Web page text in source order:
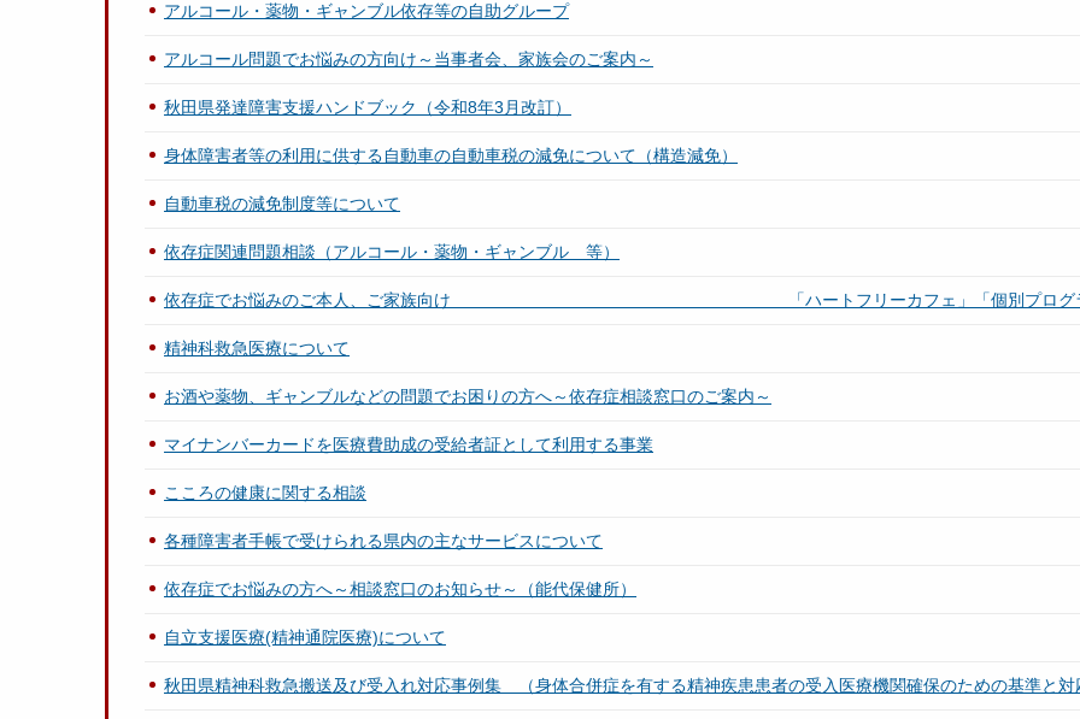
アルコール・薬物・ギャンブル依存等の自助グループ
アルコール問題でお悩みの方向け～当事者会、家族会のご案内～
秋田県発達障害支援ハンドブック（令和8年3月改訂）
身体障害者等の利用に供する自動車の自動車税の減免について（構造減免）
自動車税の減免制度等について
依存症関連問題相談（アルコール・薬物・ギャンブル 等）
依存症でお悩みのご本人、ご家族向け 「ハートフリーカフェ」「個別プログラム
精神科救急医療について
お酒や薬物、ギャンブルなどの問題でお困りの方へ～依存症相談窓口のご案内～
マイナンバーカードを医療費助成の受給者証として利用する事業
こころの健康に関する相談
各種障害者手帳で受けられる県内の主なサービスについて
依存症でお悩みの方へ～相談窓口のお知らせ～（能代保健所）
自立支援医療(精神通院医療)について
秋田県精神科救急搬送及び受入れ対応事例集 （身体合併症を有する精神疾患患者の受入医療機関確保のための基準と対